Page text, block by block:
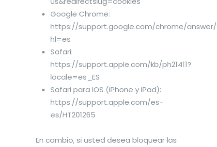
Google Chrome:
https://support.google.com/chrome/answer/
hl=es
Safari:
https://support.apple.com/kb/ph21411?
locale=es_ES
Safari para IOS (iPhone y iPad):
https://support.apple.com/es-
es/HT201265
En cambio, si usted desea bloquear las